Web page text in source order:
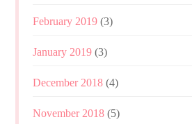
February 2019 (3)
January 2019 (3)
December 2018 (4)
November 2018 (5)